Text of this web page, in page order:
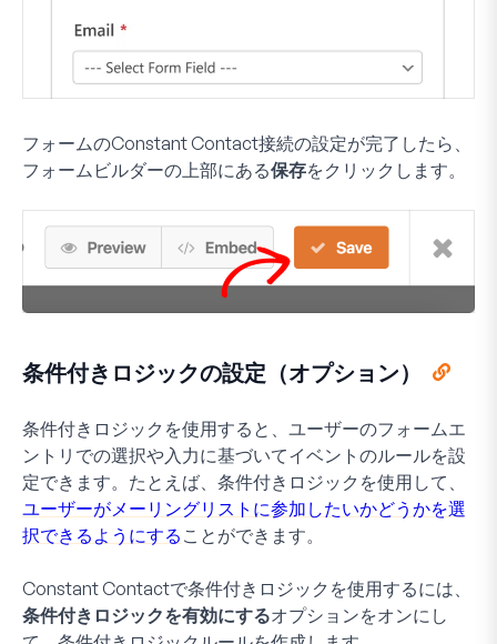
フォームのConstant Contact接続の設定が完了したら、
フォームビルダーの上部にある保存をクリックします。
条件付きロジックの設定（オプション）
条件付きロジックを使用すると、ユーザーのフォームエ
ントリでの選択や入力に基づいてイベントのルールを設
定できます。たとえば、条件付きロジックを使用して、
ユーザーがメーリングリストに参加したいかどうかを選
択できるようにする ことができます。
Constant Contactで条件付きロジックを使用するには、
条件付きロジックを有効にするオプションをオンにし